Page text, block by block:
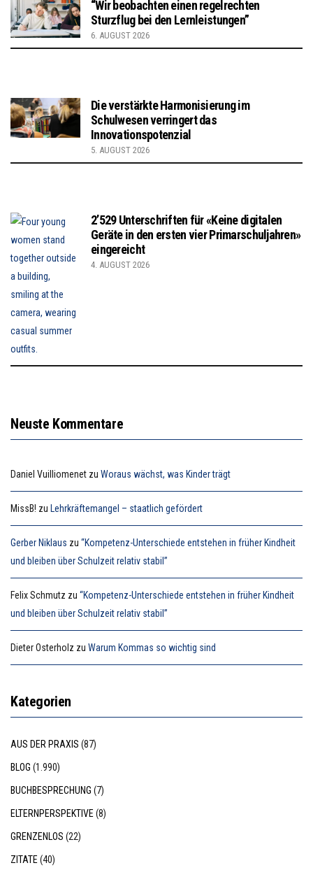
“Wir beobachten einen regelrechten
Sturzflug bei den Lernleistungen”
6. AUGUST 2026
Die verstärkte Harmonisierung im
Schulwesen verringert das
Innovationspotenzial
5. AUGUST 2026
2’529 Unterschriften für «Keine digitalen
Geräte in den ersten vier Primarschuljahren»
eingereicht
4. AUGUST 2026
Neuste Kommentare
Daniel Vuilliomenet zu Woraus wächst, was Kinder trägt
MissB! zu Lehrkräftemangel – staatlich gefördert
Gerber Niklaus zu “Kompetenz-Unterschiede entstehen in früher Kindheit
und bleiben über Schulzeit relativ stabil”
Felix Schmutz zu “Kompetenz-Unterschiede entstehen in früher Kindheit
und bleiben über Schulzeit relativ stabil”
Dieter Osterholz zu Warum Kommas so wichtig sind
Kategorien
AUS DER PRAXIS (87)
BLOG (1.990)
BUCHBESPRECHUNG (7)
ELTERNPERSPEKTIVE(8)
GRENZENLOS (22)
ZITATE(40)